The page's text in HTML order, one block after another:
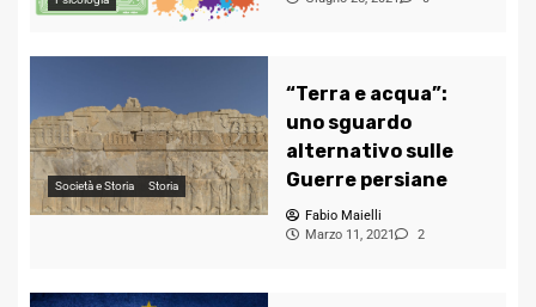
Società e Storia Storia
“Terra e acqua”:
uno sguardo
alternativo sulle
Guerre persiane
Fabio Maielli
Marzo 11, 2021
2